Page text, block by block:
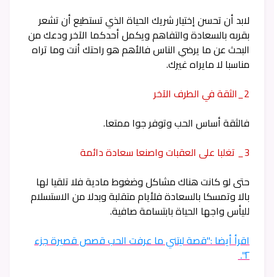
لابد أن تحسن إختيار شريك الحياة الذي تستطيع أن تشعر
بقربه بالسعادة والتفاهم ويكمل أحدكما الآخر ودعك من
البحث عن ما يرضي الناس فالأهم هو راحتك أنت وما تراه
مناسبا لا مايراه غيرك.
2_الثقة في الطرف الآخر
فالثقة أساس الحب وتوفر جوا ممتعا.
3_ تغلبا على العقبات واصنعا سعادة دائمة
حتى لو كانت هناك مشاكل وضغوط مادية فلا تلقيا لها
بالا وتمسكا بالسعادة فلأيام متقلبة وبدلا من الاستسلام
لليأس واجها الحياة بابتسامة صافية.
اقرأ أيضا :"قصة ليتني ما عرفت الحب قصص قصيرة جزء
٢".